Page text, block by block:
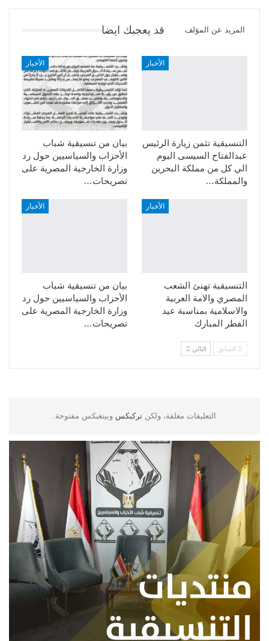
قد يعجبك ايضا المزيد عن المؤلف
الأخبار
بيان من تنسيقية شباب
الأحزاب والسياسيين حول رد
وزارة الخارجية المصرية على
تصريحات…
الأخبار
التنسيقية تثمن زيارة الرئيس
عبدالفتاح السيسى اليوم
الي كل من مملكة البحرين
والمملكة…
الأخبار
بيان من تنسيقية شباب
الأحزاب والسياسيين حول رد
وزارة الخارجية المصرية على
تصريحات…
الأخبار
التنسيقية تهنئ الشعب
المصري والامة العربية
والاسلامية بمناسبة عيد
الفطر المبارك
السابق التالي
التعليقات مغلقة، ولكن تركبكس وبينغبكس مفتوحة.